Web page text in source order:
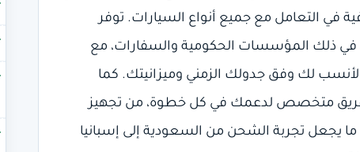
في التعامل مع جميع أنواع السيارات. توفر
في ذلك المؤسسات الحكومية والسفارات، مع
لك وفق جدولك الزمني وميزانيتك. كما
فريق متخصص لدعمك في كل خطوة، من تجهيز
يجعل تجربة الشحن من السعودية إلى إسبانيا